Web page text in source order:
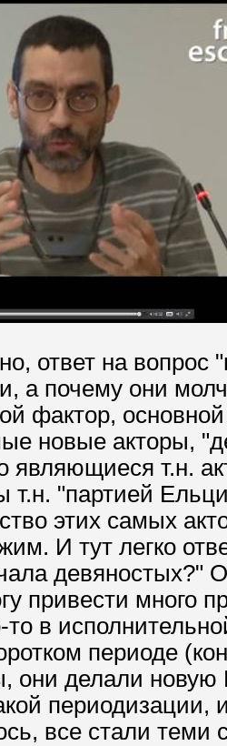
ответ на
а почему они
фактор,
новые акторы,
являющиеся т.н.
т.н. "партией
этих самых
И тут легко
девяностых?"
привести много
то в
периоде
они делали новую
периодизации,
все стали